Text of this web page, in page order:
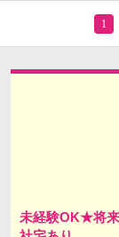
1
未経験OK★将来